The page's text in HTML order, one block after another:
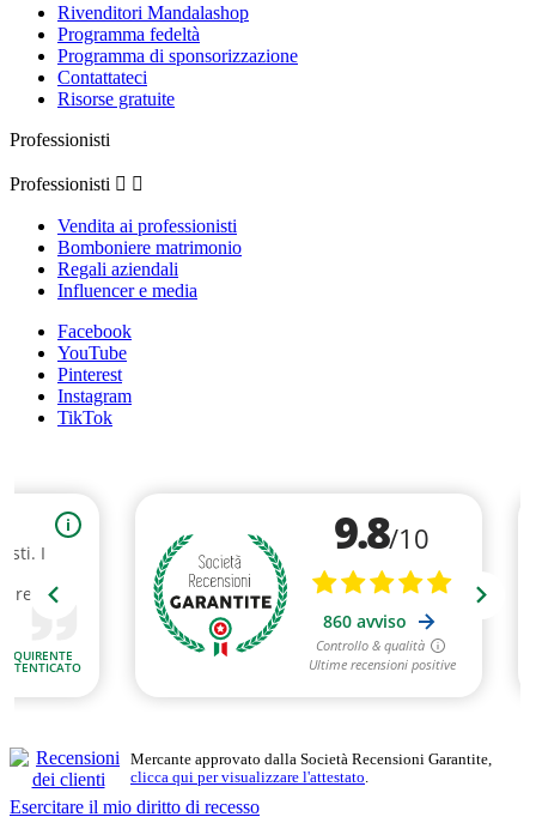
Rivenditori Mandalashop
Programma fedeltà
Programma di sponsorizzazione
Contattateci
Risorse gratuite
Professionisti
Professionisti  
Vendita ai professionisti
Bomboniere matrimonio
Regali aziendali
Influencer e media
Facebook
YouTube
Pinterest
Instagram
TikTok
Mercante approvato dalla Società Recensioni Garantite,
clicca qui per visualizzare l'attestato
Esercitare il mio diritto di recesso